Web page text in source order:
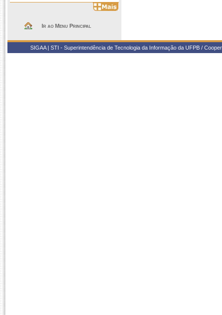
Ir ao Menu Principal
SIGAA | STI - Superintendência de Tecnologia da Informação da UFPB /